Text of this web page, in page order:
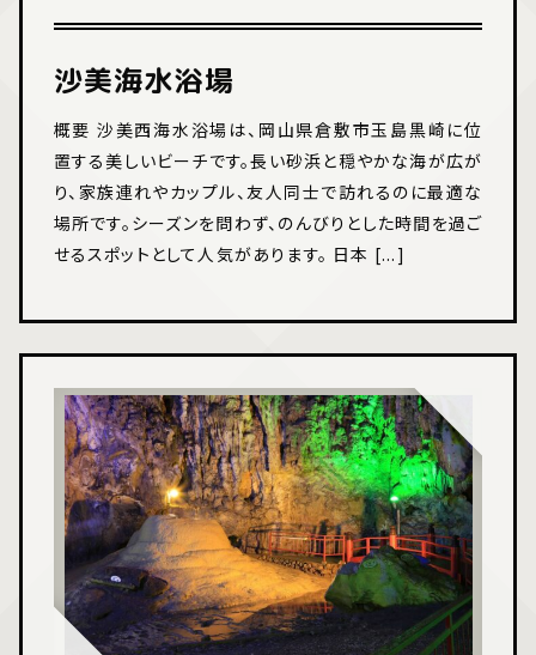
沙美海水浴場
概要 沙美西海水浴場は、岡山県倉敷市玉島黒崎に位
置する美しいビーチです。長い砂浜と穏やかな海が広が
り、家族連れやカップル、友人同士で訪れるのに最適な
場所です。シーズンを問わず、のんびりとした時間を過ご
せるスポットとして人気があります。 日本 [...]